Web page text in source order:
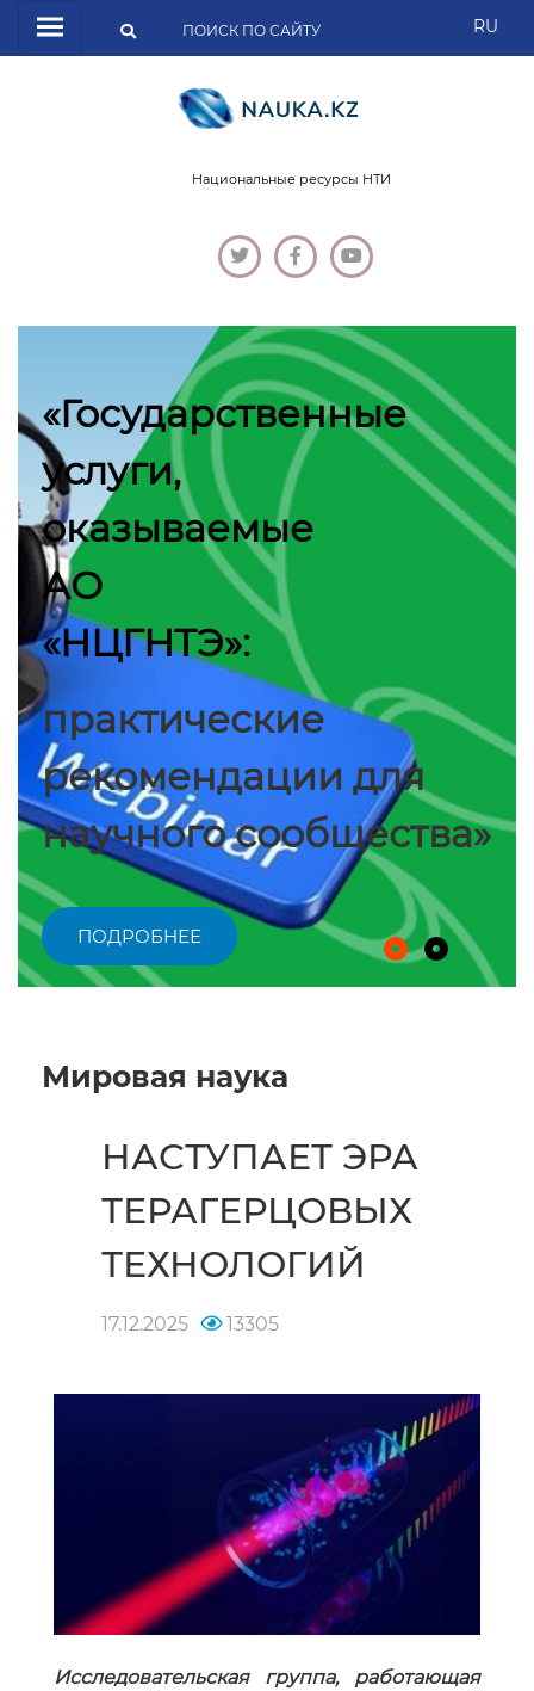
RU
Национальные ресурсы НТИ
«Государственные
услуги,
оказываемые
АО
«НЦГНТЭ»:
практические
рекомендации для
научного сообщества»
ПОДРОБНЕЕ
Мировая наука
НАСТУПАЕТ ЭРА
ТЕРАГЕРЦОВЫХ
ТЕХНОЛОГИЙ
17.12.2025 13305
Исследовательская группа, работающая